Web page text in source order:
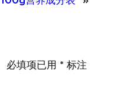
必填项已用 * 标注